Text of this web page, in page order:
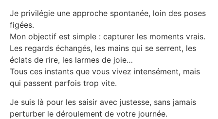
Je privilégie une approche spontanée, loin des poses
figées.
Mon objectif est simple : capturer les moments vrais.
Les regards échangés, les mains qui se serrent, les
éclats de rire, les larmes de joie…
Tous ces instants que vous vivez intensément, mais
qui passent parfois trop vite.
Je suis là pour les saisir avec justesse, sans jamais
perturber le déroulement de votre journée.